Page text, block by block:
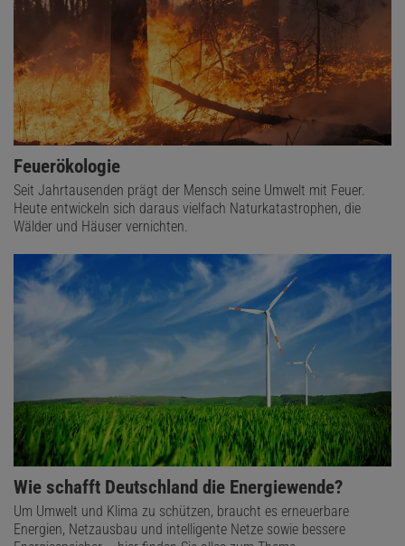
Feuerökologie
Seit Jahrtausenden prägt der Mensch seine Umwelt mit Feuer.
Heute entwickeln sich daraus vielfach Naturkatastrophen, die
Wälder und Häuser vernichten.
Wie schafft Deutschland die Energiewende?
Um Umwelt und Klima zu schützen, braucht es erneuerbare
Energien, Netzausbau und intelligente Netze sowie bessere